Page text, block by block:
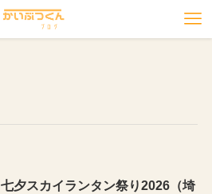
七夕スカイランタン祭り2026（埼